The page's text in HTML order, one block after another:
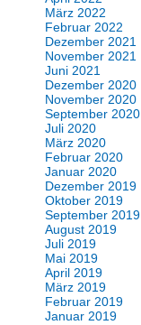
März 2022
Februar 2022
Dezember 2021
November 2021
Juni 2021
Dezember 2020
November 2020
September 2020
Juli 2020
März 2020
Februar 2020
Januar 2020
Dezember 2019
Oktober 2019
September 2019
August 2019
Juli 2019
Mai 2019
April 2019
März 2019
Februar 2019
Januar 2019